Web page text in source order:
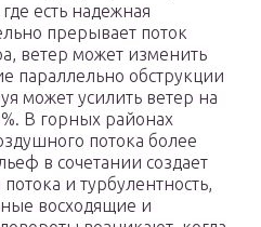
есть надежная
прерывает поток
ветер может изменить
параллельно обструкции
может усилить ветер на
В горных районах
потока более
в сочетании создает
и турбулентность,
восходящие и